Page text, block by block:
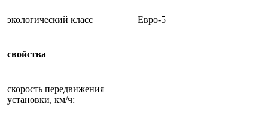
экологический класс Евро-5
свойства
скорость передвижения
установки, км/ч: